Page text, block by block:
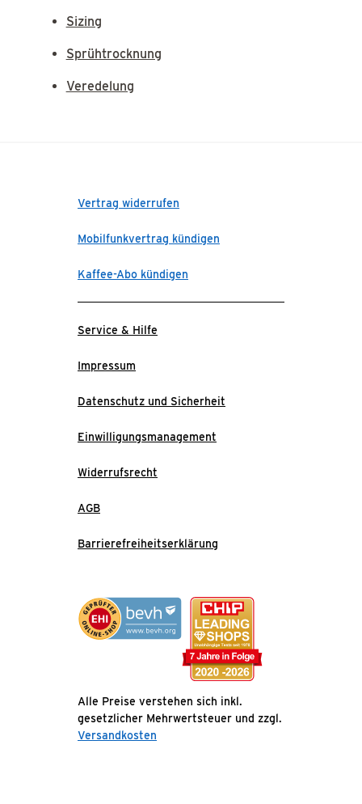
Sizing
Sprühtrocknung
Veredelung
Vertrag widerrufen
Mobilfunkvertrag kündigen
Kaffee-Abo kündigen
Service & Hilfe
Impressum
Datenschutz und Sicherheit
Einwilligungsmanagement
Widerrufsrecht
AGB
Barrierefreiheitserklärung
Alle Preise verstehen sich inkl.
gesetzlicher Mehrwertsteuer und zzgl.
Versandkosten